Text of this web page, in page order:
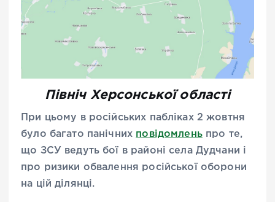
Північ Херсонської області
При цьому в російських пабліках 2 жовтня
було багато панічних повідомленьпро те,
що ЗСУ ведуть бої в районі села Дудчани і
про ризики обвалення російської оборони
на цій ділянці.